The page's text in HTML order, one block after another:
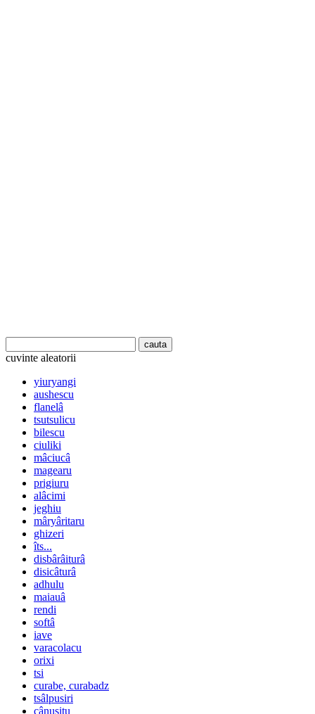
cuvinte aleatorii
yiuryangi
aushescu
flanelâ
tsutsulicu
bilescu
ciuliki
mâciucâ
magearu
prigiuru
alâcimi
jeghiu
mâryâritaru
ghizeri
îts...
disbârâiturâ
disicâturâ
adhulu
maiauâ
rendi
softâ
iave
varacolacu
orixi
tsi
curabe, curabadz
tsâlpusiri
cânusitu